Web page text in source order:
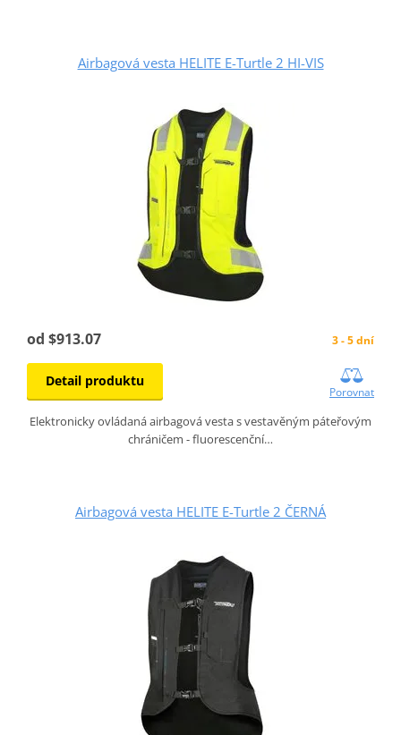
Airbagová vesta HELITE E-Turtle 2 HI-VIS
od $913.07 3 - 5 dní
Detail produktu
Porovnat
Elektronicky ovládaná airbagová vesta s vestavěným páteřovým
chráničem - fluorescenční…
Airbagová vesta HELITE E-Turtle 2 ČERNÁ